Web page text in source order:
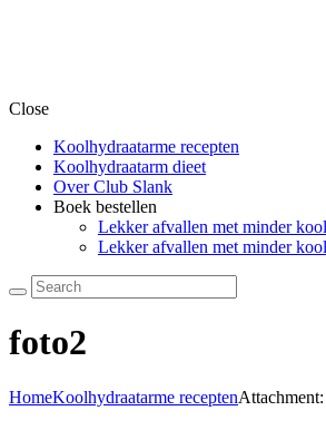
Close
Koolhydraatarme recepten
Koolhydraatarm dieet
Over Club Slank
Boek bestellen
Lekker afvallen met minder
Lekker afvallen met minder
foto2
HomeKoolhydraatarme recepten